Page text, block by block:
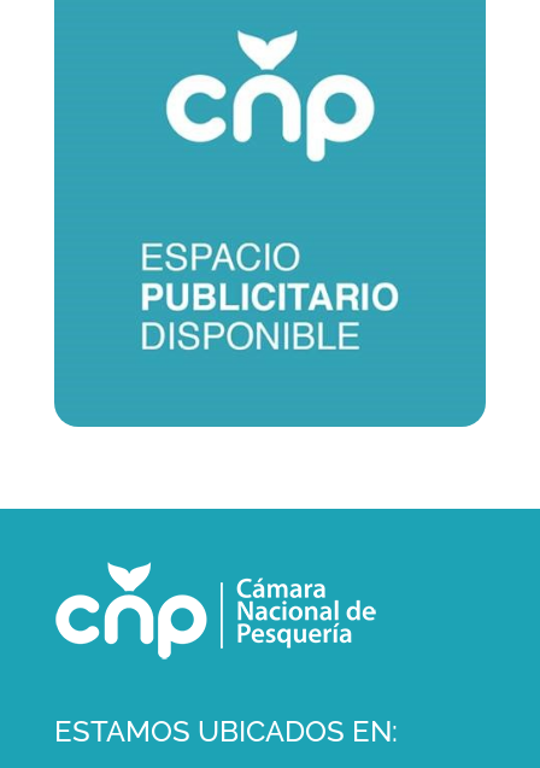
ESTAMOS UBICADOS EN: